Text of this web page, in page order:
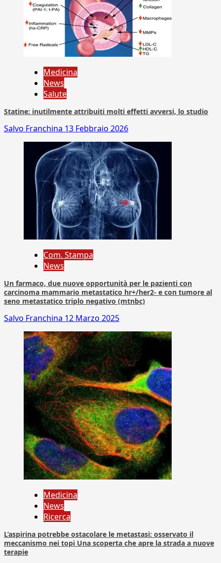
Medicina
News
Salute
Statine: inutilmente attribuiti molti effetti avversi, lo studio
Salvo Franchina 13 Febbraio 2026
Com. Stampa
News
Un farmaco, due nuove opportunità per le pazienti con
carcinoma mammario metastatico hr+/her2- e con tumore al
seno metastatico triplo negativo (mtnbc)
Salvo Franchina 12 Marzo 2025
Medicina
News
Ricerca
L’aspirina potrebbe ostacolare le metastasi: osservato il
meccanismo nei topi Una scoperta che apre la strada a nuove
terapie